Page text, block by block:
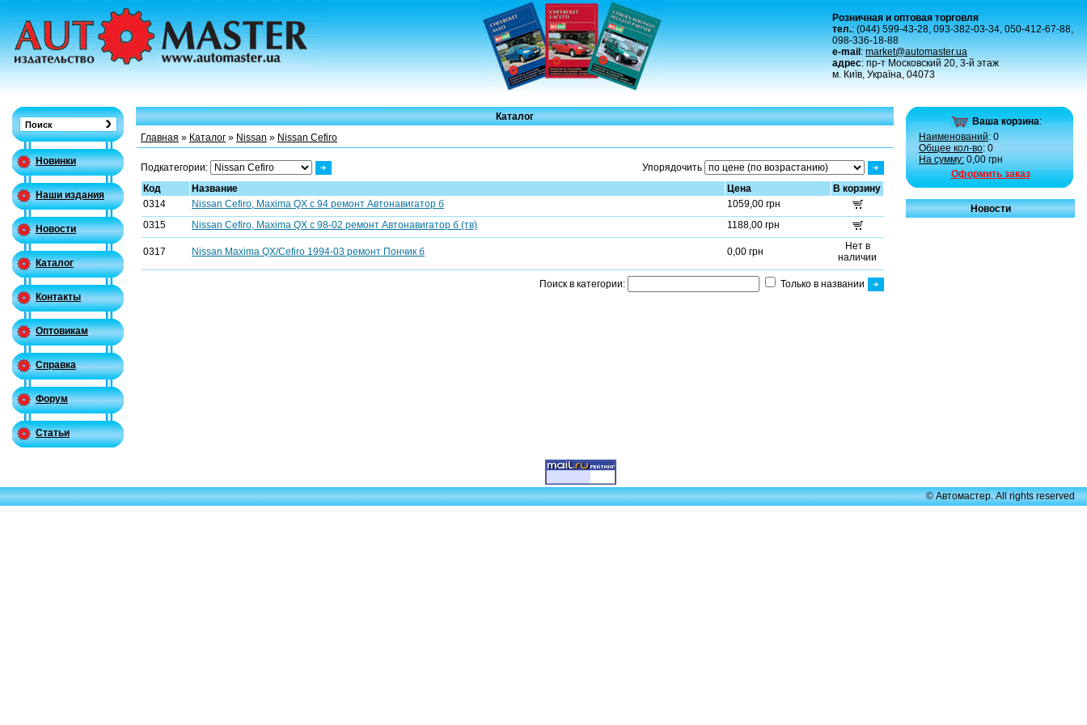
Розничная и оптовая торговля
тел.: (044) 599-43-28, 093-382-03-34, 050-412-67-88,
098-336-18-88
e-mail :market@automaster.ua
адрес: пр-т Московский 20, 3-й этаж
м. Київ, Україна, 04073
Новинки
Наши издания
Новости
Каталог
Контакты
Оптовикам
Справка
Форум
Статьи
Каталог
Главная » Каталог » Nissan » Nissan Cefiro
Подкатегории:
Упорядочить
Код
Название Цена
В корзину
0314
Nissan Cefiro, Maxima QX c 94 ремонт Автонавигатор б
1059,00 грн
0315
Nissan Cefiro, Maxima QX c 98-02 ремонт Автонавигатор б (тв) 1188,00 грн
0317 Nissan Maxima QX/Cefiro 1994-03 ремонт Пончик б 0,00 грн
Нет в
наличии
Поиск в категории: Только в названии
Ваша корзина:
Наименований: 0
Общее кол-во: 0
На сумму: 0,00 грн
Оформить заказ
Новости
© Автомастер. All rights reserved